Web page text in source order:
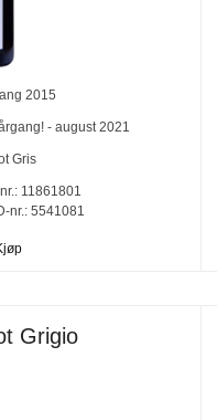
2015
- august 2021
Gris
11861801
nr.: 5541081
Grigio